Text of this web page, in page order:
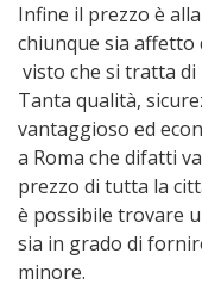
Infine il prezzo è
chiunque sia affetto
visto che si tratta
Tanta qualità,
vantaggioso ed
a Roma che difatti
prezzo di tutta la
è possibile trovare
sia in grado di
minore.